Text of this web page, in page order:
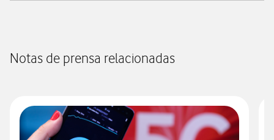
Notas de prensa relacionadas